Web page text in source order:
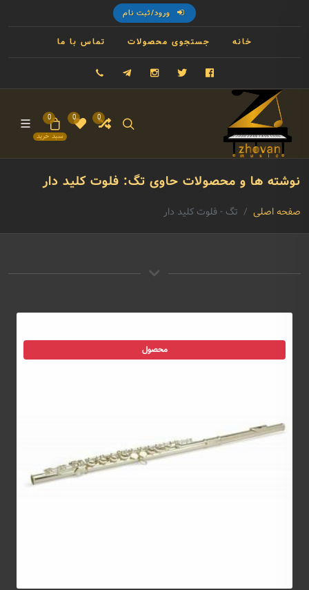
ورود/ثبت نام
خانه جستجوی محصولات تماس با ما
فیسبوک توییتر اینستاگرام تلگرام
0
0
سبد خرید
0
نوشته ها و محصولات حاوی تگ: فلوت کلید دار
صفحه اصلی تگ - فلوت کلید دار
محصول